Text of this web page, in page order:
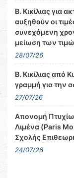
Β. Κικίλιας για
αυξηθούν οι
συνεχόμενη
μείωση των
28/07/26
Β. Κικίλιας από
γραμμή για την
27/07/26
Απονομή
Λιμένα (Paris
Σχολής
24/07/26